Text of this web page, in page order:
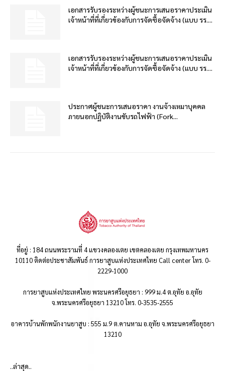
เอกสารรับรองระหว่างผู้ชนะการเสนอราคาประเมิน
เจ้าหน้าที่ที่เกี่ยวข้องกับการจัดซื้อจัดจ้าง (แบบ รร....
เอกสารรับรองระหว่างผู้ชนะการเสนอราคาประเมิน
เจ้าหน้าที่ที่เกี่ยวข้องกับการจัดซื้อจัดจ้าง (แบบ รร....
ประกาศผู้ชนะการเสนอราคา งานจ้างเหมาบุคคล
ภายนอกปฏิบัติงานขับรถไฟฟ้า (Fork...
ที่อยู่ : 184 ถนนพระรามที่ 4 แขวงคลองเตย เขตคลองเตย กรุงเทพมหานคร
10110 ติดต่อประชาสัมพันธ์ การยาสูบแห่งประเทศไทย Call center โทร. 0-
2229-1000
การยาสูบแห่งประเทศไทย พระนครศรีอยุธยา : 999 ม.4 ต.อุทัย อ.อุทัย
จ.พระนครศรีอยุธยา 13210 โทร. 0-3535-2555
อาคารบ้านพักพนักงานยาสูบ : 555 ม.9 ต.คานหาม อ.อุทัย จ.พระนครศรีอยุธยา
13210
..ล่าสุด..